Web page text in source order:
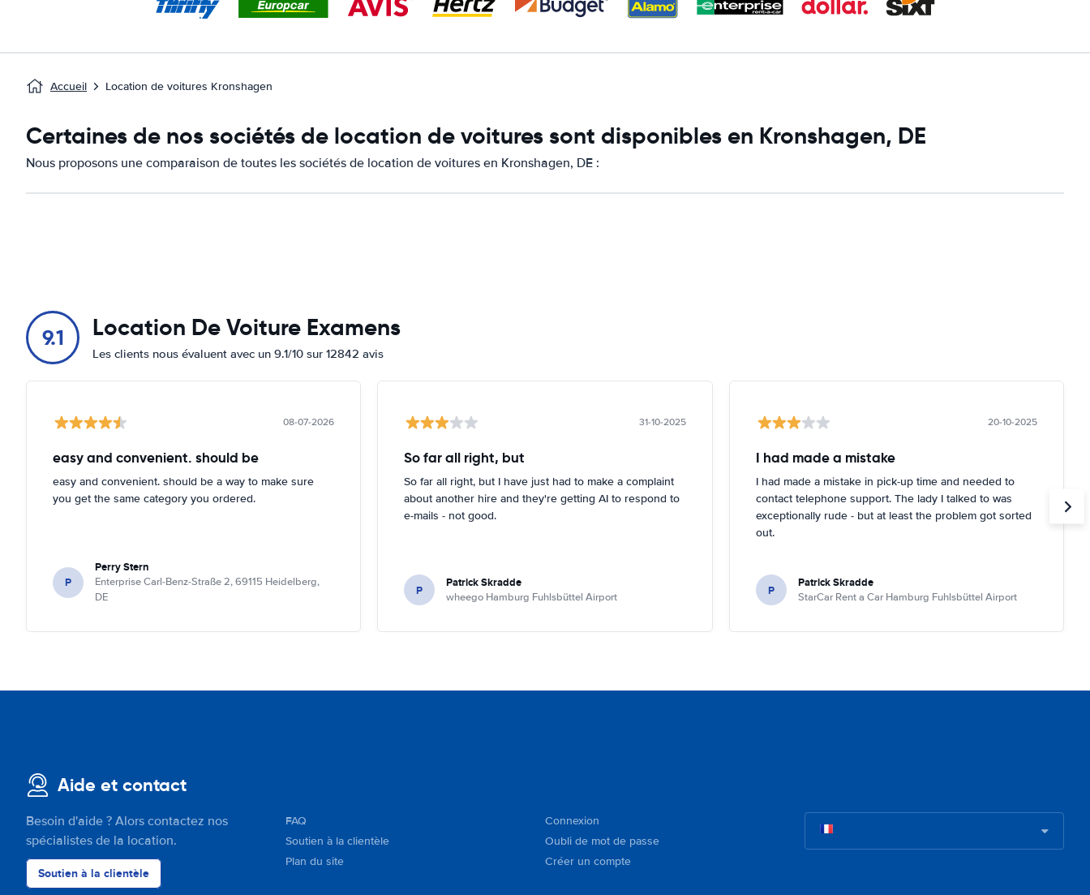
Accueil Location de voitures Kronshagen
Certaines de nos sociétés de location de voitures sont disponibles en Kronshagen, DE
Nous proposons une comparaison de toutes les sociétés de location de voitures en Kronshagen, DE :
9.1 Location De Voiture Examens
Les clients nous évaluent avec un 9.1/10 sur 12842 avis
08-07-2026
easy and convenient. should be
easy and convenient. should be a way to make sure
you get the same category you ordered.
P
Perry Stern
Enterprise Carl-Benz-Straße 2, 69115 Heidelberg,
DE
31-10-2025
So far all right, but
So far all right, but I have just had to make a complaint
about another hire and they're getting AI to respond to
e-mails - not good.
P Patrick Skradde
wheego Hamburg Fuhlsbüttel Airport
20-10-2025
I had made a mistake
I had made a mistake in pick-up time and needed to
contact telephone support. The lady I talked to was
exceptionally rude - but at least the problem got sorted
out.
P Patrick Skradde
StarCar Rent a Car Hamburg Fuhlsbüttel Airport
Aide et contact
Besoin d'aide ? Alors contactez nos
spécialistes de la location.
Soutien à la clientèle
FAQ
Soutien à la clientèle
Plan du site
Connexion
Oubli de mot de passe
Créer un compte